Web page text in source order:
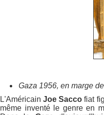
Gaza 1956, en marge
L'AméricainJoe Sacco fiat
même inventé le genre en